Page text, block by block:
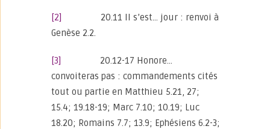
[2]
20.11 Il s’est… jour : renvoi à
Genèse 2.2.
[3]
20.12-17 Honore…
convoiteras pas : commandements cités
tout ou partie en Matthieu 5.21, 27;
15.4; 19.18-19; Marc 7.10; 10.19; Luc
18.20; Romains 7.7; 13.9; Ephésiens 6.2-3;